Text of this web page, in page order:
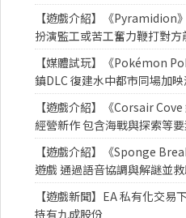
【遊戲介紹】《Pyramidion
扮演監工或苦工奮力鞭打對方
【媒體試玩】《Pokémon
鎮DLC 復建水中都市同場加
【遊戲介紹】《Corsair
經營新作 包含海戰與探索等
【遊戲介紹】《Sponge
遊戲 通過語音協調與解謎並
【遊戲新聞】EA 私有化交易
持有九成股份